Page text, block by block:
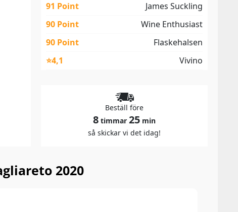
91 Point
James Suckling
90 Point
Wine Enthusiast
90 Point
Flaskehalsen
⭐4,1
Vivino
Beställ före
8 timmar 25 min
så skickar vi det idag!
2020